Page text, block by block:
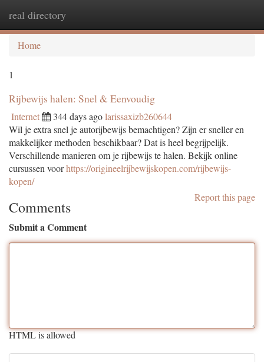
real directory
Home
1
Rijbewijs halen: Snel & Eenvoudig
Internet 344 days agolarissaxizb260644
Wil je extra snel je autorijbewijs bemachtigen? Zijn er sneller en
makkelijker methoden beschikbaar? Dat is heel begrijpelijk.
Verschillende manieren om je rijbewijs te halen. Bekijk online
cursussen voorhttps://origineelrijbewijskopen.com/rijbewijs-
kopen/
Report this page
Comments
Submit a Comment
HTML is allowed